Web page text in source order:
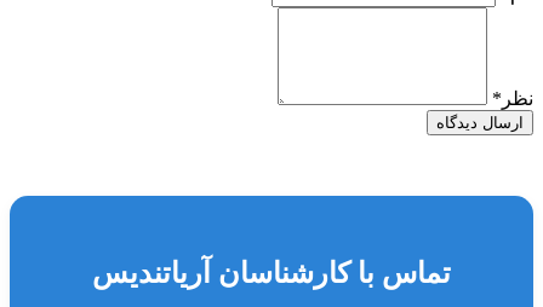
نظر *
ارسال دیدگاه
تماس با کارشناسان آریاتندیس